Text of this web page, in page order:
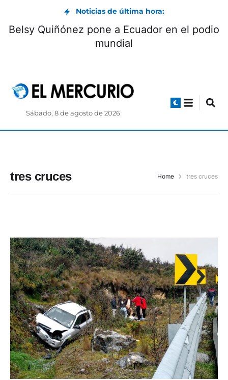
Noticias de última hora:
Belsy Quiñónez pone a Ecuador en el podio
mundial
Sábado, 8 de agosto de 2026
tres cruces Home tres cruces